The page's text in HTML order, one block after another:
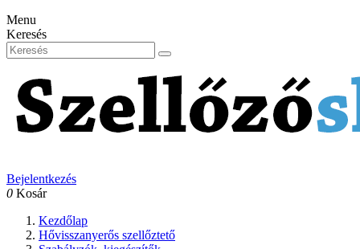
Menu
Keresés
Bejelentkezés
0 Kosár
Kezdőlap
Hővisszanyerős szellőztető